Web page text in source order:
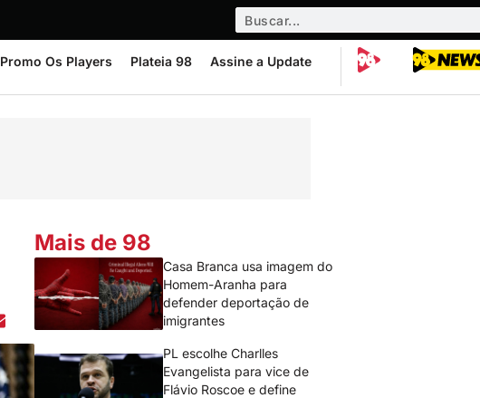
Promo Os Players Plateia 98 Assine a Update
Mais de 98
Casa Branca usa imagem do
Homem-Aranha para
defender deportação de
imigrantes
PL escolhe Charlles
Evangelista para vice de
Flávio Roscoe e define